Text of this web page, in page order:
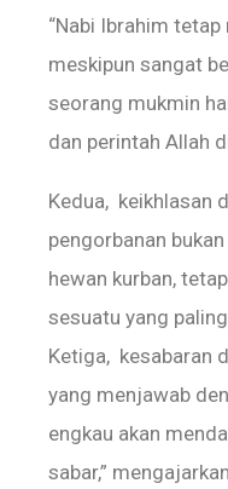
“Nabi Ibrahim
meskipun sangat
seorang mukmin
dan perintah Allah
Kedua, keikhlasan
pengorbanan
hewan kurban,
sesuatu yang
Ketiga, kesabaran
yang menjawab
engkau akan
sabar,”